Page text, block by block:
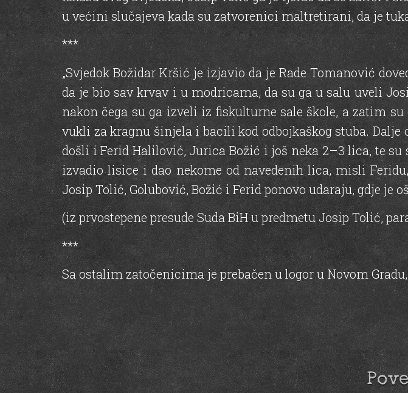
u većini slučajeva kada su zatvorenici maltretirani, da je
***
„Svjedok Božidar Kršić je izjavio da je Rade Tomanović
da je bio sav krvav i u modricama, da su ga u salu uveli
nakon čega su ga izveli iz fiskulturne sale škole, a zatim
vukli za kragnu šinjela i bacili kod odbojkaškog stuba.
došli i Ferid Halilović, Jurica Božić i još neka 2–3 lica, te
izvadio lisice i dao nekome od navedenih lica, misli
Josip Tolić, Golubović, Božić i Ferid ponovo udaraju, gdje je
(iz prvostepene presude Suda BiH u predmetu Josip Tolić,
***
Sa ostalim zatočenicima je prebačen u logor u Novom